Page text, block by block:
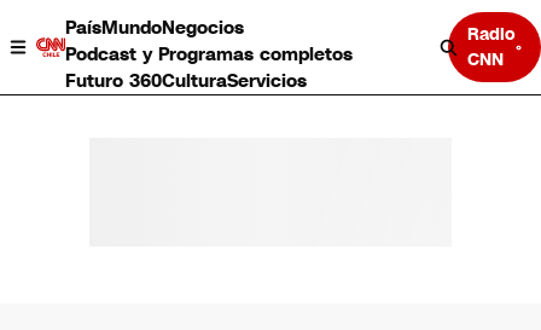
PaísMundoNegocios
Podcast y Programas completos
Futuro 360CulturaServicios
Radio
CNN